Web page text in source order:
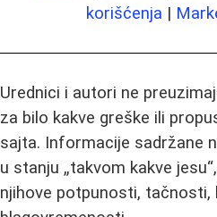
korišćenja |
Urednici i autori ne
za bilo kakve greške ili
sajta. Informacije sadržane
u stanju „takvom kakve
njihove potpunosti, tačnosti,